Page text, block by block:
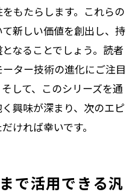
もたらします。これらの
新しい価値を創出し、持
なることでしょう。読者
ター技術の進化にご注目
して、このシリーズを通
興味が深まり、次のエピ
ければ幸いです。
で活用できる汎